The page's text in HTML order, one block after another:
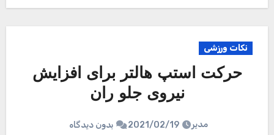
نکات ورزشی
حرکت استپ هالتر برای افزایش
نیروی جلو ران
مدیر 2021/02/19 بدون دیدگاه